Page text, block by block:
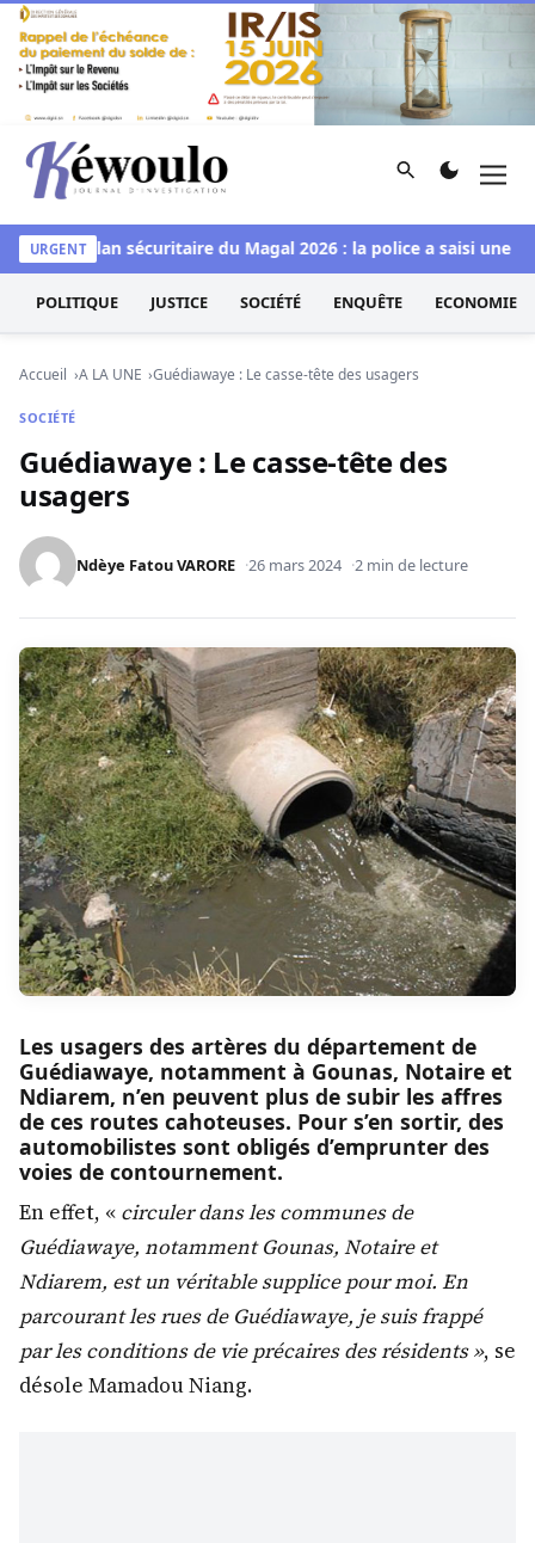
Aller au contenu
Kéwoulo, le premier site d'information et d'investigation
Rechercher
URGENT
Bilan sécuritaire du Magal 2026 : la police a saisi une
POLITIQUE JUSTICE SOCIÉTÉ ENQUÊTE ECONOMIE
Accueil A LA UNE Guédiawaye : Le casse-tête des usagers
SOCIÉTÉ
Guédiawaye : Le casse-tête des
usagers
Ndèye Fatou VARORE 26 mars 2024 2 min de lecture
Les usagers des artères du département de
Guédiawaye, notamment à Gounas, Notaire et
Ndiarem, n’en peuvent plus de subir les affres
de ces routes cahoteuses. Pour s’en sortir, des
automobilistes sont obligés d’emprunter des
voies de contournement.
En effet, « circuler dans les communes de
Guédiawaye, notamment Gounas, Notaire et
Ndiarem, est un véritable supplice pour moi. En
parcourant les rues de Guédiawaye, je suis frappé
par les conditions de vie précaires des résidents », se
désole Mamadou Niang.